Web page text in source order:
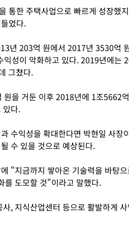
통한 주택사업으로 빠르게 성장했
었다.
년 203억 원에서 2017년 3530억
성이 악화하고 있다. 2019년에는
그쳤다.
을 거둔 이후 2018년에 1조5662
있다.
수익성을 확대한다면 박현일 사장
수 있을 것으로 예상된다.
"지금까지 쌓아온 기술력을 바탕
를 도모할 것"이라고 말했다.
, 지식산업센터 등으로 활발하게